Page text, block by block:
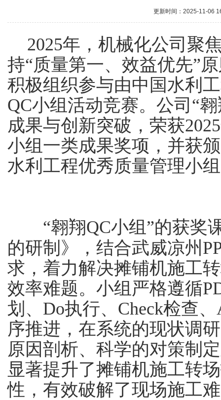
更新时间：2025-11-06
2025年，机械化公司聚
持“质量第一、效益优先”
积极组织参与由中国水利
QC小组活动竞赛。公司“
成果与创新突破，荣获
小组一类成果奖项，并获颁
水利工程优秀质量管理小
“翱翔QC小组”的获奖
的研制》，结合武威凉州
求，着力解决摊铺机施工
效率难题。小组严格遵循
划、Do执行、Check检查
序推进，在系统的现状调
原因剖析、科学的对策制
显著提升了摊铺机施工转
性，有效破解了现场施工